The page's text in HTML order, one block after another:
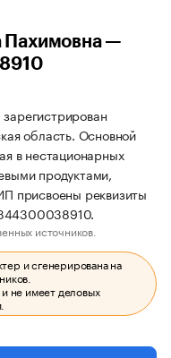
Пахимовна —
область. Основной
в нестационарных
продуктами,
присвоены реквизиты
источников.
и сгенерирована на
не имеет деловых